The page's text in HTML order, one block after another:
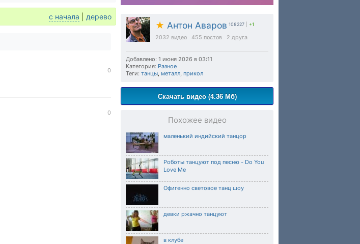
★ Антон Аваров 108227 +1
2032 видео 455 постов 2 друга
Добавлено: 1 июня 2026 в 03:11
Категория: Разное
Теги: танцы, металл, прикол
Скачать видео (4.36 Мб)
Похожее видео
маленький индийский танцор
Роботы танцуют под песню - Do You
Love Me
Офигенно световое танц шоу
девки ржачно танцуют
в клубе
с начала дерево
0
0